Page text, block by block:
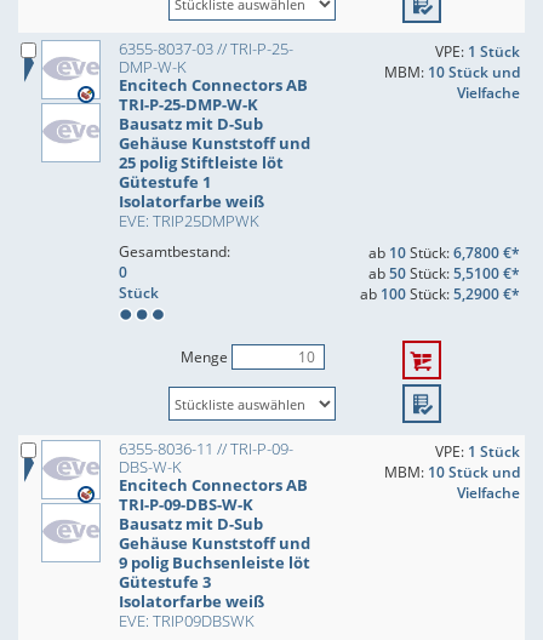
6355-8037-03 // TRI-P-25-
DMP-W-K
Encitech Connectors AB
TRI-P-25-DMP-W-K
Bausatz mit D-Sub
Gehäuse Kunststoff und
25 polig Stiftleiste löt
Gütestufe 1
Isolatorfarbe weiß
EVE: TRIP25DMPWK
VPE: 1 Stück
MBM: 10 Stück und
Vielfache
Gesamtbestand:
0
Stück
ab 10Stück:6,7800 €*
ab50Stück:5,5100 €*
ab 100Stück:5,2900 €*
Menge
6355-8036-11 // TRI-P-09-
DBS-W-K
Encitech Connectors AB
TRI-P-09-DBS-W-K
Bausatz mit D-Sub
Gehäuse Kunststoff und
9 polig Buchsenleiste löt
Gütestufe 3
Isolatorfarbe weiß
EVE: TRIP09DBSWK
VPE: 1 Stück
MBM: 10 Stück und
Vielfache